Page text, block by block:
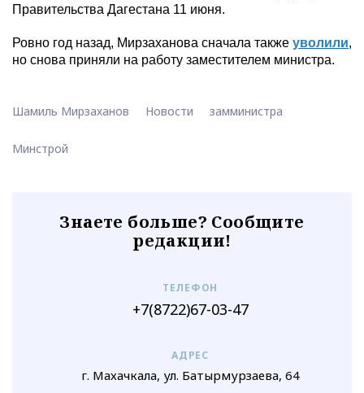
Правительства Дагестана 11 июня.
Ровно год назад, Мирзаханова сначала также уволили,
но снова приняли на работу заместителем министра.
Шамиль Мирзаханов Новости замминистра
Минстрой
Знаете больше? Сообщите
редакции!
ТЕЛЕФОН
+7(8722)67-03-47
АДРЕС
г. Махачкала, ул. Батырмурзаева, 64